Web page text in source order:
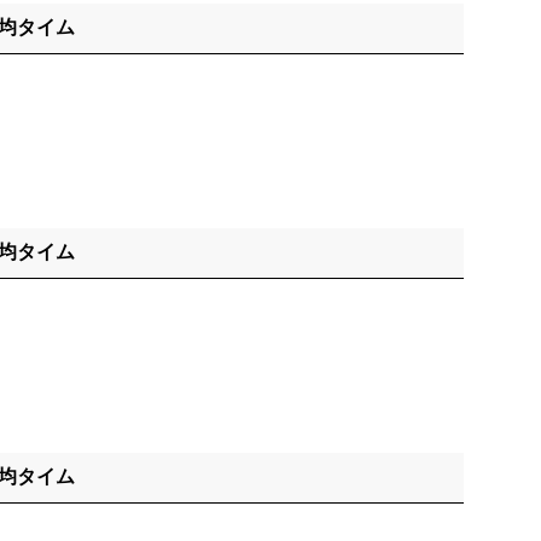
タイム
タイム
タイム